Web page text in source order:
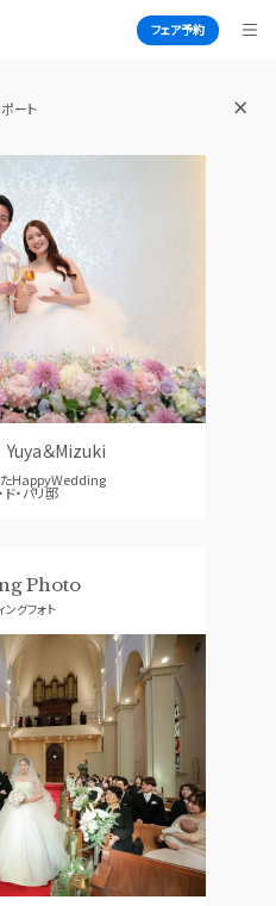
フェア予約
ス ウエディングシャトー
BRIDAL FAIR
ブライダルフェア
WEDDING REPORT
体験者レポート
PLAN
プラン
PARTY
披露宴会場
ACCESS
QA
よくあるご質問
合わせ フェア予約
ート
Yuya＆Mizuki
HappyWedding
ド・パリ邸
Photo
ングフォト